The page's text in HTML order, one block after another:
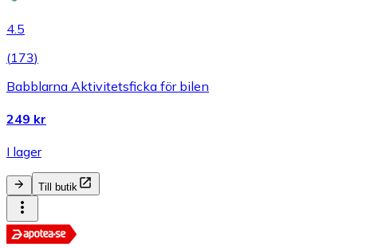
4.5
(173)
Babblarna Aktivitetsficka för bilen
249 kr
I lager
Till butik